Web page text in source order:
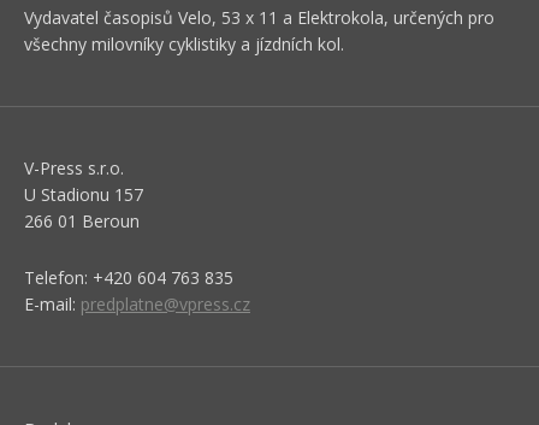
Vydavatel časopisů Velo, 53 x 11 a Elektrokola, určených pro
všechny milovníky cyklistiky a jízdních kol.
V-Press s.r.o.
U Stadionu 157
266 01 Beroun
Telefon: +420 604 763 835
E-mail: predplatne@vpress.cz